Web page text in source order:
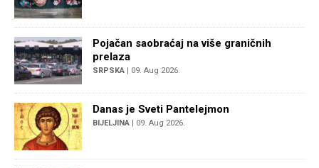
Pojačan saobraćaj na više graničnih
prelaza
SRPSKA | 09. Aug 2026.
Danas je Sveti Pantelejmon
BIJELJINA | 09. Aug 2026.